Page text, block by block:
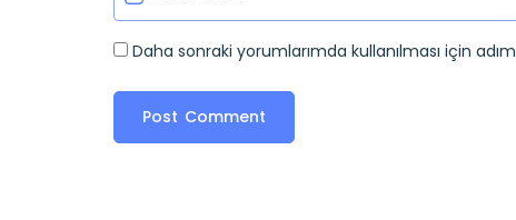
Daha sonraki yorumlarımda kullanılması için